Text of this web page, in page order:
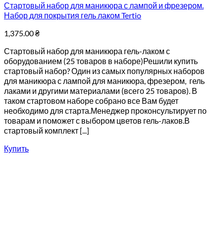
Стартовый набор для маникюра с лампой и фрезером.
Набор для покрытия гель лаком Tertio
1,375.00₴
Стартовый набор для маникюра гель-лаком с
оборудованием (25 товаров в наборе)Решили купить
стартовый набор? Один из самых популярных наборов
для маникюра с лампой для маникюра, фрезером, гель
лаками и другими материалами (всего 25 товаров). В
таком стартовом наборе собрано все Вам будет
необходимо для старта.Менеджер проконсультирует по
товарам и поможет с выбором цветов гель-лаков.В
стартовый комплект [...]
Купить